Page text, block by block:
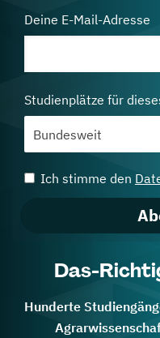
Deine E-Mail-Adresse
Studienplätze für
Ich stimme den
Das-
Hunderte